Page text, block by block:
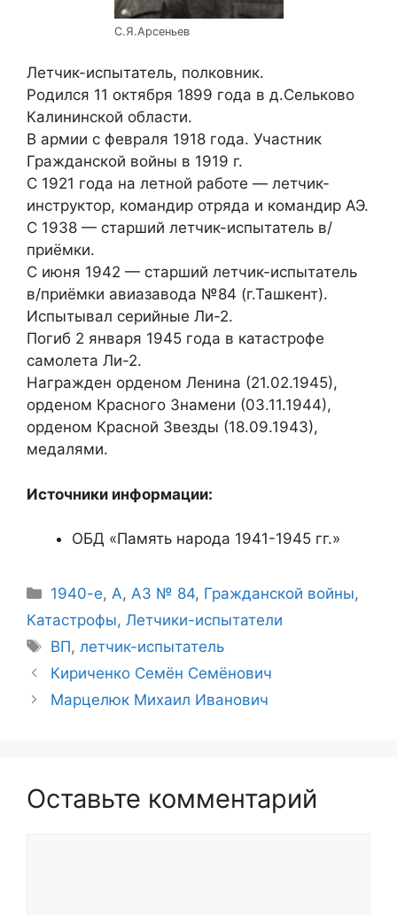
С.Я.Арсеньев
Летчик-испытатель, полковник.
Родился 11 октября 1899 года в д.Сельково
Калининской области.
В армии с февраля 1918 года. Участник
Гражданской войны в 1919 г.
С 1921 года на летной работе — летчик-
инструктор, командир отряда и командир АЭ.
С 1938 — старший летчик-испытатель в/
приёмки.
С июня 1942 — старший летчик-испытатель
в/приёмки авиазавода №84 (г.Ташкент).
Испытывал серийные Ли-2.
Погиб 2 января 1945 года в катастрофе
самолета Ли-2.
Награжден орденом Ленина (21.02.1945),
орденом Красного Знамени (03.11.1944),
орденом Красной Звезды (18.09.1943),
медалями.
Источники информации:
ОБД «Память народа 1941-1945 гг.»
Рубрики
1940-е,А,АЗ № 84, Гражданской войны,
Катастрофы, Летчики-испытатели
Метки
ВП,летчик-испытатель
Кириченко Семён Семёнович
Марцелюк Михаил Иванович
Оставьте комментарий